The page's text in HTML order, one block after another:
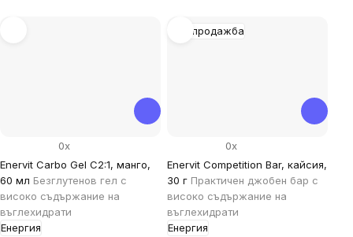
мярка:
Enervit Carbo Gel C2:1, манго,
60 мл Безглутенов гел с
високо съдържание на
въглехидрати
Енергия
0x
Разпродажба
Enervit Competition Bar, кайсия,
30 г Практичен джобен бар с
високо съдържание на
въглехидрати
Енергия
0x